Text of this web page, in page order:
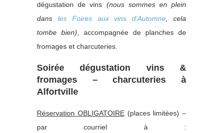
dégustation de vins (nous sommes en plein
dans les Foires aux vins d’Automne, cela
tombe bien), accompagnée de planches de
fromages et charcuteries.
Soirée dégustation vins &
fromages – charcuteries à
Alfortville
Réservation OBLIGATOIRE(places limitées) –
par courriel à :